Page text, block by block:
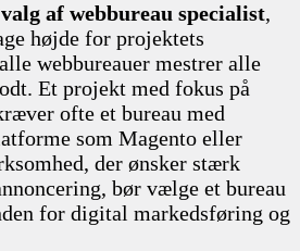
valg af webbureau specialist,
højde for projektets
webbureauer mestrer alle
Et projekt med fokus på
ofte et bureau med
som Magento eller
der ønsker stærk
bør vælge et bureau
for digital markedsføring og